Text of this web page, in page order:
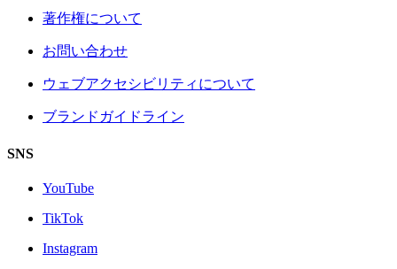
著作権について
お問い合わせ
ウェブアクセシビリティについて
ブランドガイドライン
SNS
YouTube
TikTok
Instagram